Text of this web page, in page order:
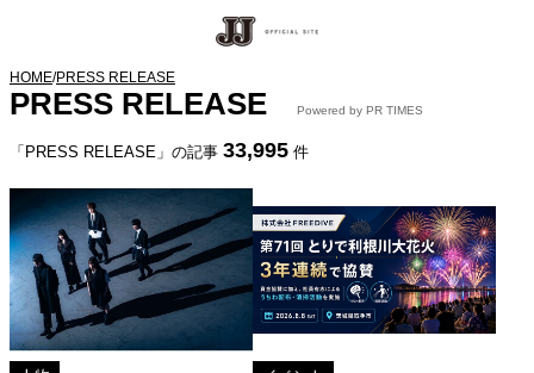
HOME/PRESS RELEASE
PRESS RELEASE Powered by PR TIMES
「PRESS RELEASE」の記事 33,995 件